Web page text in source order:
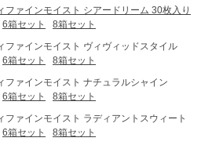
ファインモイスト シアードリーム 30枚入り
6箱セット
8箱セット
ファインモイスト ヴィヴィッドスタイル
6箱セット
8箱セット
ファインモイスト ナチュラルシャイン
6箱セット
8箱セット
ファインモイスト ラディアントスウィート
6箱セット
8箱セット